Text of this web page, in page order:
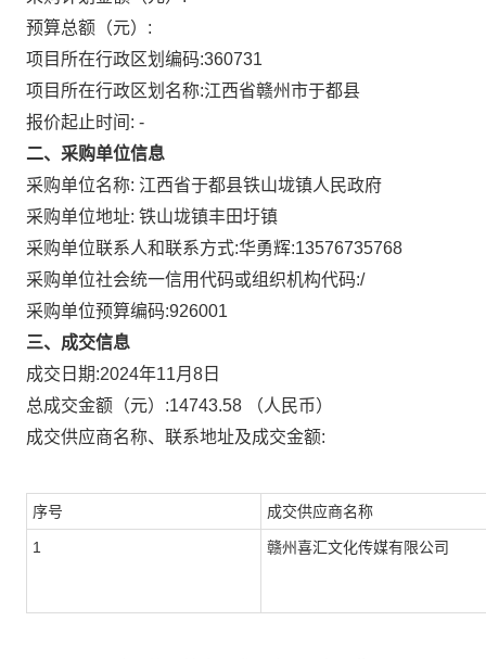
预算总额（元）:
项目所在行政区划编码:360731
项目所在行政区划名称:江西省赣州市于都县
报价起止时间: -
二、采购单位信息
采购单位名称: 江西省于都县铁山垅镇人民政府
采购单位地址: 铁山垅镇丰田圩镇
采购单位联系人和联系方式:华勇辉:13576735768
采购单位社会统一信用代码或组织机构代码:/
采购单位预算编码:926001
三、成交信息
成交日期:2024年11月8日
总成交金额（元）:14743.58 （人民币）
成交供应商名称、联系地址及成交金额:
序号 成交供应商名称
1 赣州喜汇文化传媒有限公司